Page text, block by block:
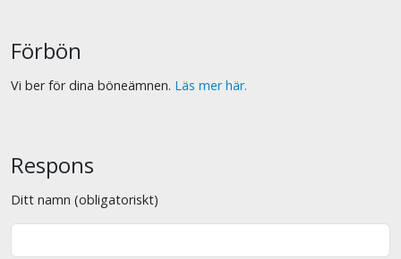
Förbön
Vi ber för dina böneämnen. Läs mer här.
Respons
Ditt namn (obligatoriskt)